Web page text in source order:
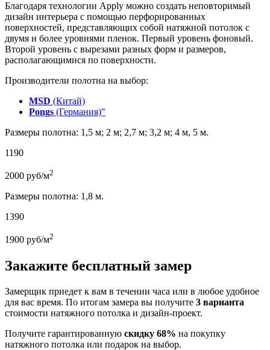
Благодаря технологии Apply можно создать неповторимый
дизайн интерьера с помощью перфорированных
поверхностей, представляющих собой натяжной потолок с
двумя и более уровнями пленок. Первый уровень фоновый.
Второй уровень с вырезами разных форм и размеров,
располагающимися по поверхности.
Производители полотна на выбор:
MSD (Китай)
Pongs (Германия)"
Размеры полотна: 1,5 м; 2 м; 2,7 м; 3,2 м; 4 м, 5 м.
1190
2000 руб/м2
Размеры полотна: 1,8 м.
1390
1900 руб/м2
Закажите бесплатный замер
Замерщик приедет к вам в течении часа или в любое удобное
для вас время. По итогам замера вы получите 3 варианта
стоимости натяжного потолка и дизайн-проект.
Получите гарантированную скидку 68% на покупку
натяжного потолка или подарок на выбор.